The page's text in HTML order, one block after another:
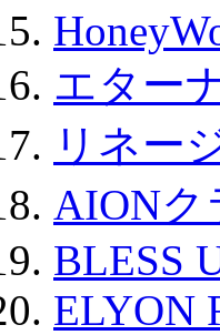
エター
リネー
AIONク
BLESS
ELYON